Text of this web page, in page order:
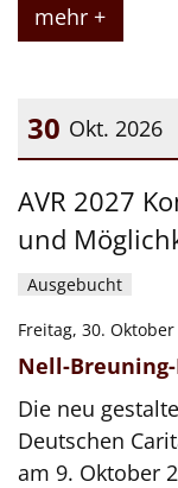
mehr +
30 Okt. 2026
AVR 2027
und
Ausgebucht
Freitag, 30.
Nell-
Die neu
Deutschen
am 9. Oktober